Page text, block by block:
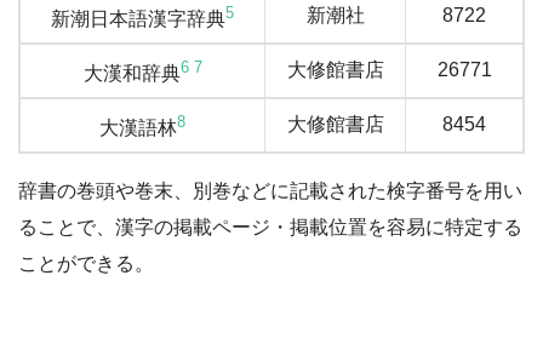
新潮日本語漢字辞典5 新潮社 8722
大漢和辞典6 7 大修館書店 26771
大漢語林8 大修館書店 8454
辞書の巻頭や巻末、別巻などに記載された検字番号を用い
ることで、漢字の掲載ページ・掲載位置を容易に特定する
ことができる。